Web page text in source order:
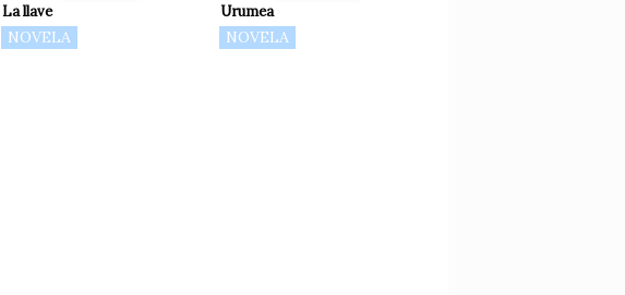
La llave
NOVELA
Urumea
NOVELA